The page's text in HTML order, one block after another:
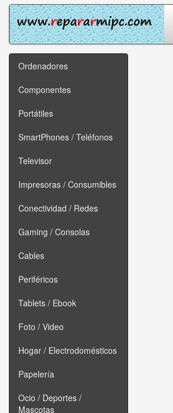
Ordenadores
Componentes
Portátiles
SmartPhones / Teléfonos
Televisor
Impresoras / Consumibles
Conectividad / Redes
Gaming / Consolas
Cables
Periféricos
Tablets / Ebook
Foto / Video
Hogar / Electrodomésticos
Papelería
Ocio / Deportes /
Mascotas